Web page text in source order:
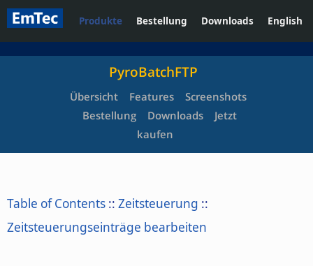
Produkte Bestellung Downloads English
PyroBatchFTP
Übersicht Features
Screenshots
Bestellung
Downloads
Jetzt
kaufen
Table of Contents :: Zeitsteuerung ::
Zeitsteuerungseinträge bearbeiten